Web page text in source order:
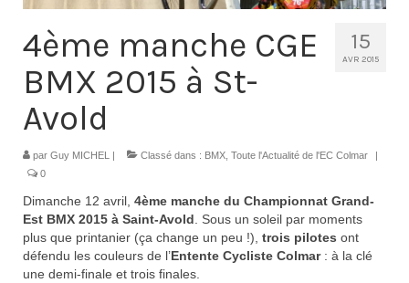
1980 à 1987
Licence F.F.C.
Galerie Photos
15
AVR 2015
4ème manche CGE
BMX 2015 à St-
Avold
par Guy MICHEL Classé dans : BMX, Toute l'Actualité de l'EC Colmar
0
Dimanche 12 avril, 4ème manche du Championnat Grand-
Est BMX 2015 à Saint-Avold. Sous un soleil par moments
plus que printanier (ça change un peu !), trois pilotes ont
défendu les couleurs de l’Entente Cycliste Colmar: à la clé
une demi-finale et trois finales.